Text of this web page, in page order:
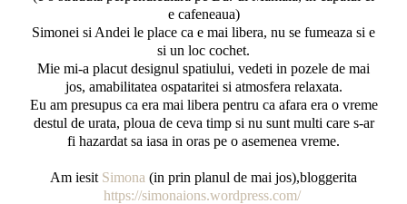
e cafeneaua)
Simonei si Andei le place ca e mai libera, nu se fumeaza si e
si un loc cochet.
Mie mi-a placut designul spatiului, vedeti in pozele de mai
jos, amabilitatea ospataritei si atmosfera relaxata.
Eu am presupus ca era mai libera pentru ca afara era o vreme
destul de urata, ploua de ceva timp si nu sunt multi care s-ar
fi hazardat sa iasa in oras pe o asemenea vreme.
Am iesit Simona (in prin planul de mai jos),bloggerita
https://simonaions.wordpress.com/